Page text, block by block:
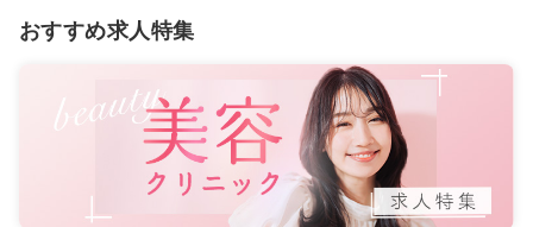
おすすめ求人特集